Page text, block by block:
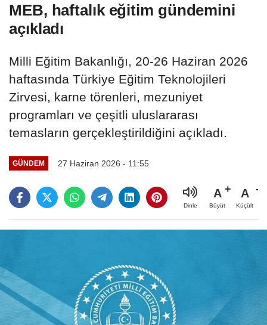
MEB, haftalık eğitim gündemini
açıkladı
Milli Eğitim Bakanlığı, 20-26 Haziran 2026
haftasında Türkiye Eğitim Teknolojileri
Zirvesi, karne törenleri, mezuniyet
programları ve çeşitli uluslararası
temasların gerçekleştirildiğini açıkladı.
GÜNDEM 27 Haziran 2026 - 11:55
Dinle
A
Büyüt
A
Küçült